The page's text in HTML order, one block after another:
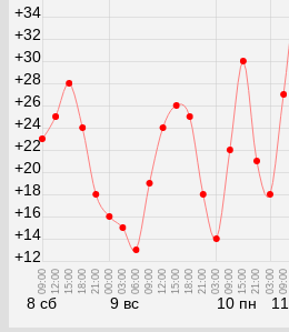
8 сб
09:00 12:00 15:00 18:00 21:00
9 вс
00:00 03:00 06:00 09:00 12:00 15:00 18:00 21:00
10 пн
03:00 09:00 15:00 21:00 03:00 09:00
+12
+14
+16
+18
+20
+22
+24
+26
+28
+30
+32
+34